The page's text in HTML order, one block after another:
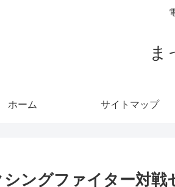
ま
ホーム サイトマップ
ングファイター対戦